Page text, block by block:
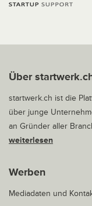
Über
startwerk.ch ist die
über junge
an Gründer aller
weiterlesen
Werben
Mediadaten und